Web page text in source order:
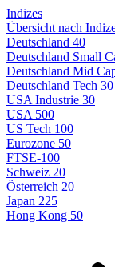
Indizes
Übersicht nach
Deutschland 40
Deutschland Small
Deutschland Mid
Deutschland Tech 30
USA Industrie 30
USA 500
US Tech 100
Eurozone 50
FTSE-100
Schweiz 20
Österreich 20
Japan 225
Hong Kong 50